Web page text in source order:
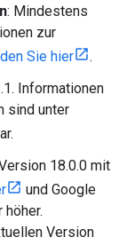
: Mindestens
zur
Sie hier
.
Informationen
sind unter
18.0.0 mit
und Google
Version